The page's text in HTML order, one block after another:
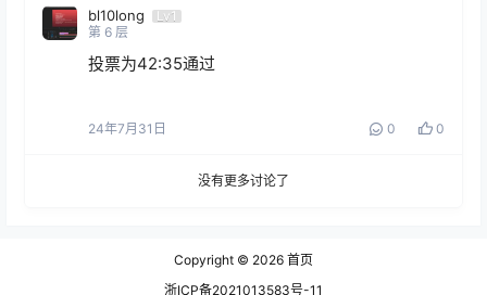
bl10long
Lv1
第 6 层
投票为42:35通过
24年7月31日 0 0
没有更多讨论了
Copyright © 2026 首页
浙ICP备2021013583号-11